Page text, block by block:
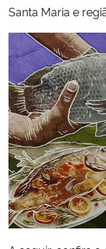
Secretaria de Governo
Gabinete de Segurança
Advocacia-Geral da
Banco Central do Brasil
Planalto
Santa Maria e